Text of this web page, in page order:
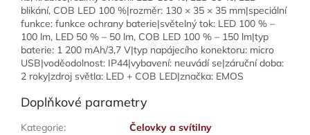
blikání, COB LED 100 %|rozměr: 130 × 35 × 35 mm|speciální
funkce: funkce ochrany baterie|světelný tok: LED 100 % –
100 lm, LED 50 % – 50 lm, COB LED 100 % – 150 lm|typ
baterie: 1 200 mAh/3,7 V|typ napájecího konektoru: micro
USB|voděodolnost: IP44|vybavení: neuvádí se|záruční doba:
2 roky|zdroj světla: LED + COB LED|značka: EMOS
Doplňkové parametry
Kategorie:
Čelovky a svítilny